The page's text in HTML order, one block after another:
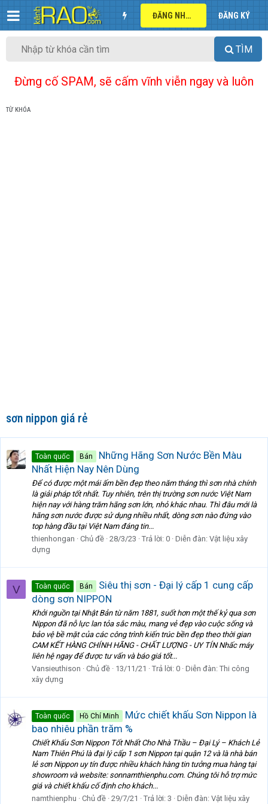
ĐĂNG NHẬP ĐĂNG KÝ
TÌM
Đừng cố SPAM, sẽ cấm vĩnh viễn ngay và luôn
TỪ KHÓA
sơn nippon giá rẻ
Toàn quốc Bán
Những Hãng Sơn Nước Bền Màu
Nhất Hiện Nay Nên Dùng
Để có được một mái ấm bền đẹp theo năm tháng thì sơn nhà chính
là giải pháp tốt nhất. Tuy nhiên, trên thị trường sơn nước Việt Nam
hiện nay với hàng trăm hãng sơn lớn, nhỏ khác nhau. Thì đâu mới là
hãng sơn nước được sử dụng nhiều nhất, dòng sơn nào đứng vào
top hàng đầu tại Việt Nam đáng tin...
thienhongan
Chủ đề 28/3/23 Trả lời: 0 Diễn đàn: Vật liệu xây
dựng
V Toàn quốc Bán
Siêu thị sơn - Đại lý cấp 1 cung cấp
dòng sơn NIPPON
Khởi nguồn tại Nhật Bản từ năm 1881, suốt hơn một thế kỷ qua sơn
Nippon đã nỗ lực lan tỏa sắc màu, mang vẻ đẹp vào cuộc sống và
bảo vệ bề mặt của các công trình kiến trúc bền đẹp theo thời gian
CAM KẾT HÀNG CHÍNH HÃNG - CHẤT LƯỢNG - UY TÍN Nhấc máy
liên hệ ngay để được tư vấn và báo giá tốt...
Vansieuthison
Chủ đề 13/11/21 Trả lời: 0 Diễn đàn: Thi công
xây dựng
Toàn quốc Hồ Chí Minh
Mức chiết khấu Sơn Nippon là
bao nhiêu phần trăm %
Chiết Khấu Sơn Nippon Tốt Nhất Cho Nhà Thầu – Đại Lý – Khách Lẻ
Nam Thiên Phú là đại lý cấp 1 sơn Nippon tại quận 12 và là nhà bán
lẻ sơn Nippon uy tín được nhiều khách hàng tin tưởng mua hàng tại
showroom và website: sonnamthienphu.com. Chúng tôi hỗ trợ mức
giá và chiết khấu cố định cho khách...
namthienphu
Chủ đề 29/7/21 Trả lời: 3 Diễn đàn: Vật liệu xây